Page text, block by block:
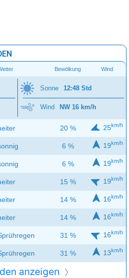
Bewölkung Wind
Sonne 12:48 Std
Wind NW 16 km/h
20 % 25km/h
6 % 19km/h
6 % 19km/h
15 % 19km/h
14 % 16km/h
14 % 16km/h
31 % 16km/h
31 % 13km/h
anzeigen